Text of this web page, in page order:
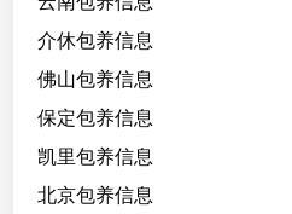
天
/
1
2
w
介休包养信息
佛山包养信息
保定包养信息
凯里包养信息
北京包养信息